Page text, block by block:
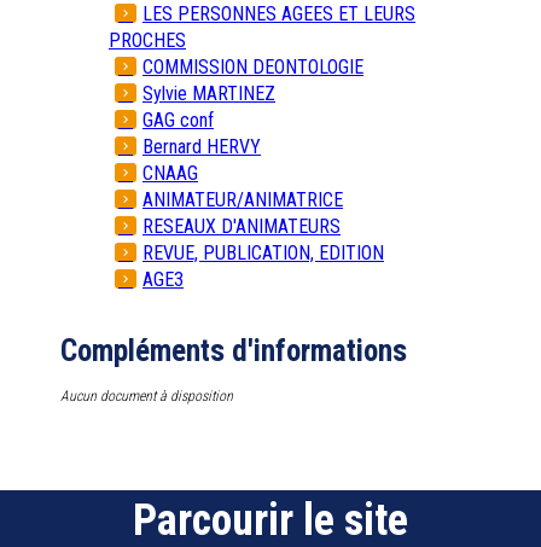
LES PERSONNES AGEES ET LEURS
PROCHES
COMMISSION DEONTOLOGIE
Sylvie MARTINEZ
GAG conf
Bernard HERVY
CNAAG
ANIMATEUR/ANIMATRICE
RESEAUX D'ANIMATEURS
REVUE, PUBLICATION, EDITION
AGE3
Compléments d'informations
Aucun document à disposition
Parcourir le site